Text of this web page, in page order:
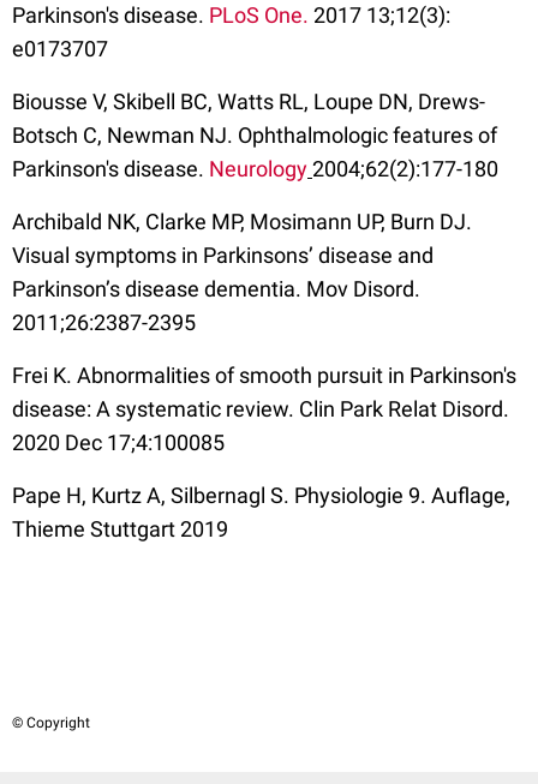
Parkinson's disease. PLoS One. 2017 13;12(3):
e0173707
Biousse V, Skibell BC, Watts RL, Loupe DN, Drews-
Botsch C, Newman NJ. Ophthalmologic features of
Parkinson's disease. Neurology2004;62(2):177-180
Archibald NK, Clarke MP, Mosimann UP, Burn DJ.
Visual symptoms in Parkinsons’ disease and
Parkinson’s disease dementia. Mov Disord.
2011;26:2387-2395
Frei K. Abnormalities of smooth pursuit in Parkinson's
disease: A systematic review. Clin Park Relat Disord.
2020 Dec 17;4:100085
Pape H, Kurtz A, Silbernagl S. Physiologie 9. Auflage,
Thieme Stuttgart 2019
© Copyright